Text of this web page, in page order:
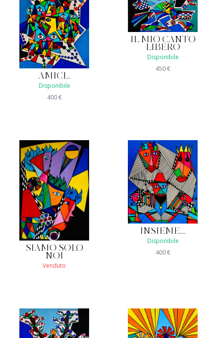
AMICI...
Disponibile
400€
IL MIO CANTO
LIBERO
Disponibile
450€
SIAMO SOLO
NOI
Venduto
INSIEME....
Disponibile
400€